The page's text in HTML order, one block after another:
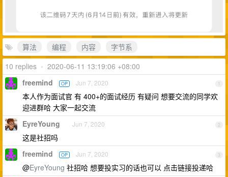
算法 编程 内容
字节系
10 replies • 2020-06-11 13:19:06 +08:00
1
freemind OP Jun 7, 2020
本人作为面试官 有 400+的面试经历 有疑问 想要交流的同学欢
迎进群哈 大家一起交流
2
EyreYoung Jun 7, 2020
这是社招吗
3
freemind OP Jun 7, 2020
@EyreYoung 社招哈 想要投实习的话也可以 点击链接投递哈